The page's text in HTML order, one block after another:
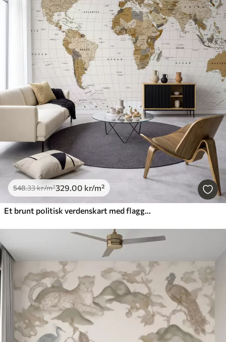
548.33kr/m²329.00 kr/m²
Et brunt politisk verdenskart med flagg på engelsk